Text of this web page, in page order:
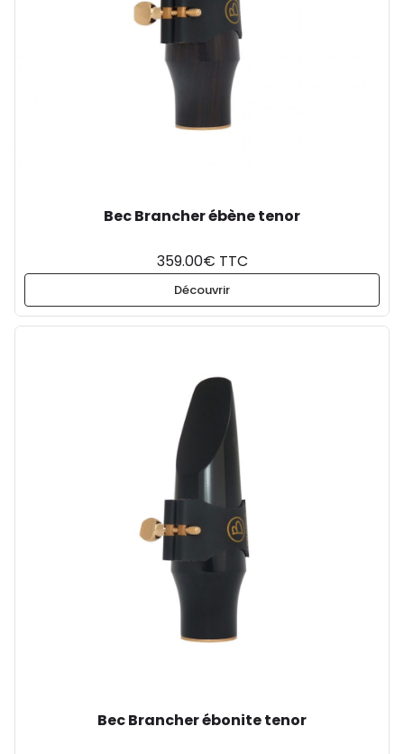
Bec Brancher ébène tenor
359.00€ TTC
Découvrir
Bec Brancher ébonite tenor